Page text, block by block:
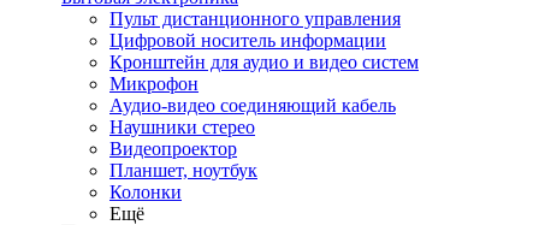
Пульт дистанционного управления
Цифровой носитель информации
Кронштейн для аудио и видео систем
Микрофон
Аудио-видео соединяющий кабель
Наушники стерео
Видеопроектор
Планшет, ноутбук
Колонки
Ещё